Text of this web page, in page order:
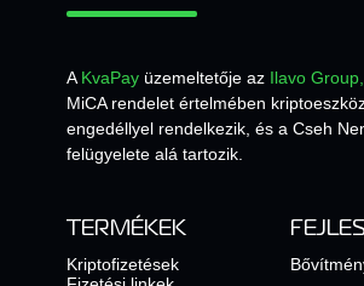
AKvaPay üzemeltetője az Ilavo
MiCA rendelet értelmében
engedéllyel rendelkezik, és a Cseh
felügyelete alá tartozik.
TERMÉKEK
Kriptofizetések